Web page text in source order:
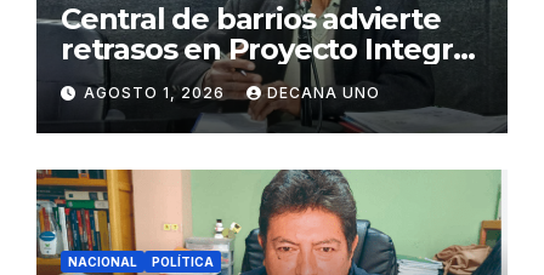
Central de barrios advierte
retrasos en Proyecto Integral
de Agua y Alcantarillado para
Juliaca
AGOSTO 1, 2026 DECANA UNO
NACIONAL POLÍTICA